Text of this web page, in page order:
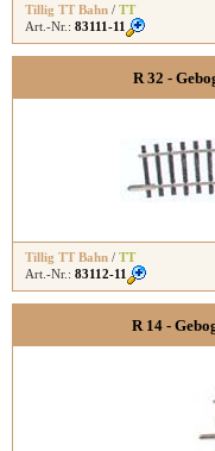
Tillig TT Bahn / TT
Art.-Nr.: 83111-11
R 32 -
Tillig TT Bahn / TT
Art.-Nr.: 83112-11
R 14 -